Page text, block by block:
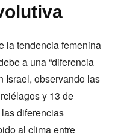
la tendencia femenina
a una “diferencia
Israel, observando las
y 13 de
diferencias
al clima entre